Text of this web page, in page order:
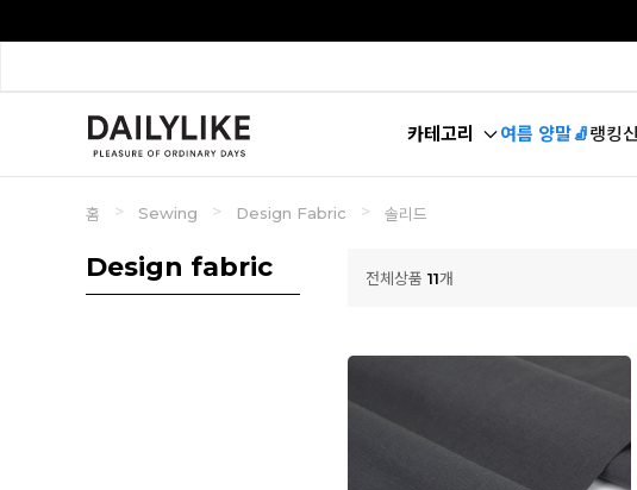
카테고리 여름 양말🧦랭킹
홈 > Sewing > Design Fabric > 솔리드
Design fabric 전체상품 11개